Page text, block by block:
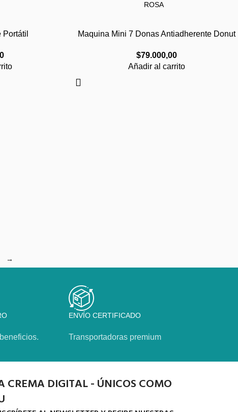
COLOR
ROSA
AZUL
NEGRO
,
Maquina Mini 7 Donas Antiadherente Donut
$79.000,00
Añadir al carrito
→
ENVÍO CERTIFICADO
Transportadoras premium
CREMA DIGITAL - ÚNICOS COMO